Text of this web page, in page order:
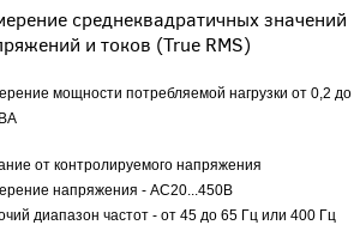
среднеквадратичных значений
и токов (True RMS)
мощности потребляемой нагрузки от 0,2 до
от контролируемого напряжения
напряжения - АС20...450В
диапазон частот - от 45 до 65 Гц или 400 Гц